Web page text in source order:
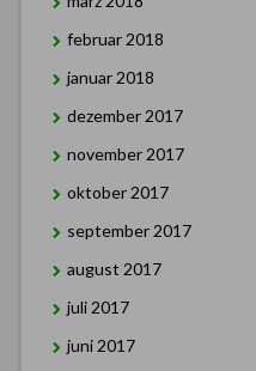
februar 2018
januar 2018
dezember 2017
november 2017
oktober 2017
september 2017
august 2017
juli 2017
juni 2017